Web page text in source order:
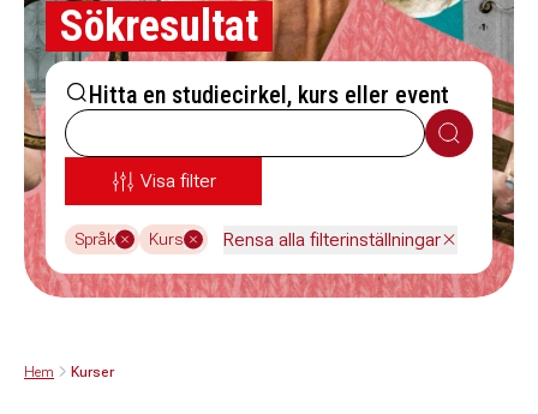
Sökresultat
Hitta en studiecirkel, kurs eller event
Sök
Visa filter
Språk Kurs Rensa alla filterinställningar
Hem Kurser